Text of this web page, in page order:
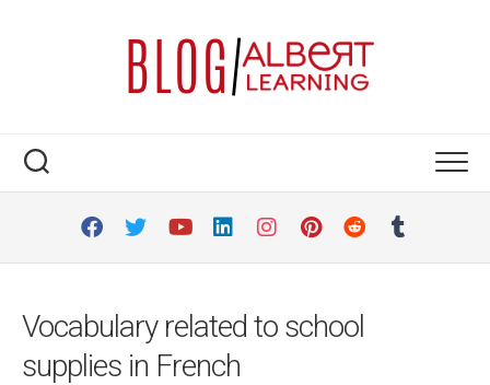
Vocabulary related to school
supplies in French